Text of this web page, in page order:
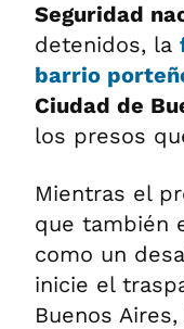
Seguridad
detenidos, la
barrio
Ciudad de
los presos
Mientras el
que también
como un
inicie el
Buenos